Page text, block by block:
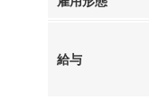
給与